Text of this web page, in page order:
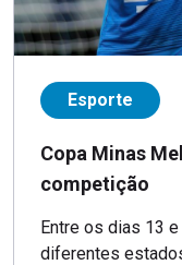
Esporte
Copa Minas
competição
Entre os dias 13
diferentes